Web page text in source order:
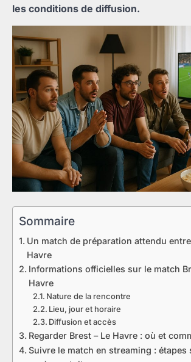
les conditions de diffusion.
Sommaire
Un match de préparation attendu
Havre
Informations officielles sur le match
Havre
Nature de la rencontre
Lieu, jour et horaire
Diffusion et accès
Regarder Brest – Le Havre : où et
Suivre le match en streaming : étapes